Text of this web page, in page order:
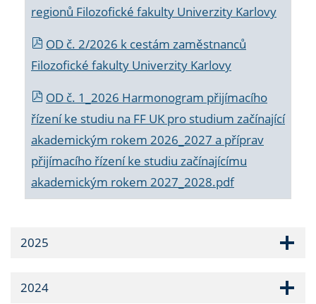
regionů Filozofické fakulty Univerzity Karlovy
OD č. 2/2026 k cestám zaměstnanců
Filozofické fakulty Univerzity Karlovy
OD č. 1_2026 Harmonogram přijímacího
řízení ke studiu na FF UK pro studium začínající
akademickým rokem 2026_2027 a příprav
přijímacího řízení ke studiu začínajícímu
akademickým rokem 2027_2028.pdf
2025
2024